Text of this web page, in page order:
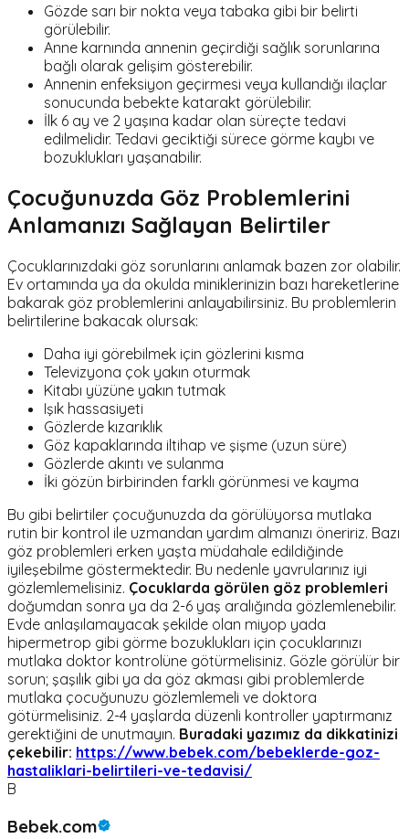
Gözde sarı bir nokta veya tabaka gibi bir belirti
görülebilir.
Anne karnında annenin geçirdiği sağlık sorunlarına
bağlı olarak gelişim gösterebilir.
Annenin enfeksiyon geçirmesi veya kullandığı ilaçlar
sonucunda bebekte katarakt görülebilir.
İlk 6 ay ve 2 yaşına kadar olan süreçte tedavi
edilmelidir. Tedavi geciktiği sürece görme kaybı ve
bozuklukları yaşanabilir.
Çocuğunuzda Göz Problemlerini
Anlamanızı Sağlayan Belirtiler
Çocuklarınızdaki göz sorunlarını anlamak bazen zor olabilir.
Ev ortamında ya da okulda miniklerinizin bazı hareketlerine
bakarak göz problemlerini anlayabilirsiniz. Bu problemlerin
belirtilerine bakacak olursak:
Daha iyi görebilmek için gözlerini kısma
Televizyona çok yakın oturmak
Kitabı yüzüne yakın tutmak
Işık hassasiyeti
Gözlerde kızarıklık
Göz kapaklarında iltihap ve şişme (uzun süre)
Gözlerde akıntı ve sulanma
İki gözün birbirinden farklı görünmesi ve kayma
Bu gibi belirtiler çocuğunuzda da görülüyorsa mutlaka
rutin bir kontrol ile uzmandan yardım almanızı öneririz. Bazı
göz problemleri erken yaşta müdahale edildiğinde
iyileşebilme göstermektedir. Bu nedenle yavrularınız iyi
gözlemlemelisiniz. Çocuklarda görülen göz problemleri
doğumdan sonra ya da 2-6 yaş aralığında gözlemlenebilir.
Evde anlaşılamayacak şekilde olan miyop yada
hipermetrop gibi görme bozuklukları için çocuklarınızı
mutlaka doktor kontrolüne götürmelisiniz. Gözle görülür bir
sorun; şaşılık gibi ya da göz akması gibi problemlerde
mutlaka çocuğunuzu gözlemlemeli ve doktora
götürmelisiniz. 2-4 yaşlarda düzenli kontroller yaptırmanız
gerektiğini de unutmayın. Buradaki yazımız da dikkatinizi
çekebilir: https://www.bebek.com/bebeklerde-goz-
hastaliklari-belirtileri-ve-tedavisi/
B
Bebek.com